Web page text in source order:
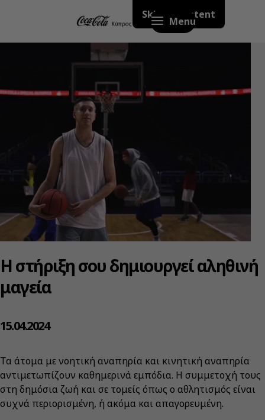
Skip to content
Menu
Η στήριξη σου δημιουργεί αληθινή
μαγεία
15.04.2024
Τα άτομα με νοητική αναπηρία και κινητική αναπηρία
αντιμετωπίζουν καθημερινά εμπόδια. Η συμμετοχή τους
στη δημόσια ζωή και σε τομείς όπως ο αθλητισμός είναι
συχνά περιορισμένη, ή ακόμα και απαγορευμένη.